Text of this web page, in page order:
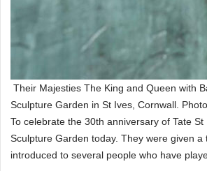
Their Majesties The King and Queen with
Sculpture Garden in St Ives, Cornwall.
To celebrate the 30th anniversary of Tate
Sculpture Garden today. They were given
introduced to several people who have